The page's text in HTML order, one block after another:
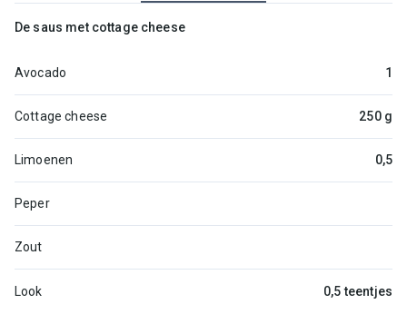
De saus met cottage cheese
Avocado 1
Cottage cheese 250 g
Limoenen 0,5
Peper
Zout
Look 0,5 teentjes